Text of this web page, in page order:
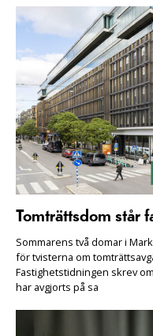
Tomträttsdom står
Sommarens två domar i
för tvisterna om
Fastighetstidningen skrev
har avgjorts på sa